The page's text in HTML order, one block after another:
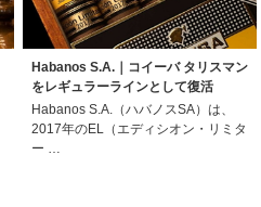
Habanos S.A.｜コイーバ タリスマン
をレギュラーラインとして復活
Habanos S.A.（ハバノスSA）は、
2017年のEL（エディシオン・リミタ
ー …